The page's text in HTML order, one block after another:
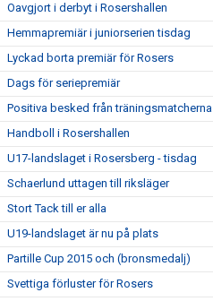
Oavgjort i derbyt i Rosershallen
Hemmapremiär i juniorserien tisdag
Lyckad borta premiär för Rosers
Dags för seriepremiär
Positiva besked från träningsmatcherna
Handboll i Rosershallen
U17-landslaget i Rosersberg - tisdag
Schaerlund uttagen till riksläger
Stort Tack till er alla
U19-landslaget är nu på plats
Partille Cup 2015 och (bronsmedalj)
Svettiga förluster för Rosers